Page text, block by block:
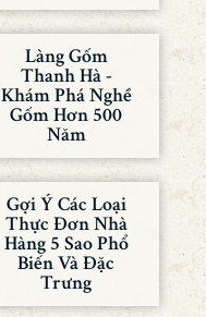
Làng Gốm
Thanh Hà -
Khám Phá Nghề
Gốm Hơn 500
Năm
Gợi Ý Các Loại
Thực Đơn Nhà
Hàng 5 Sao Phổ
Biến Và Đặc
Trưng